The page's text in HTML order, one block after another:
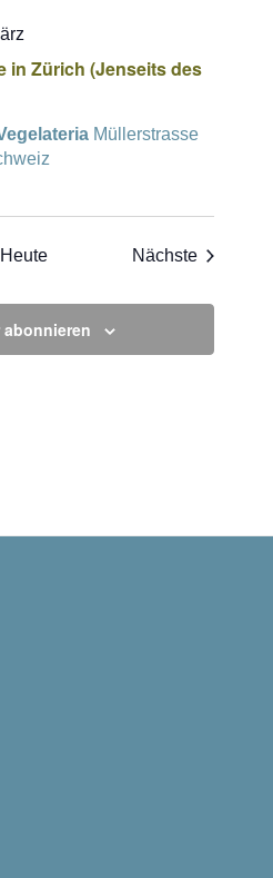
in Zürich (Jenseits des
Müllerstrasse
Heute Nächste
abonnieren